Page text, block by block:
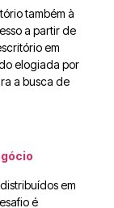
também à
a partir de
em
elogiada por
a busca de
em
é